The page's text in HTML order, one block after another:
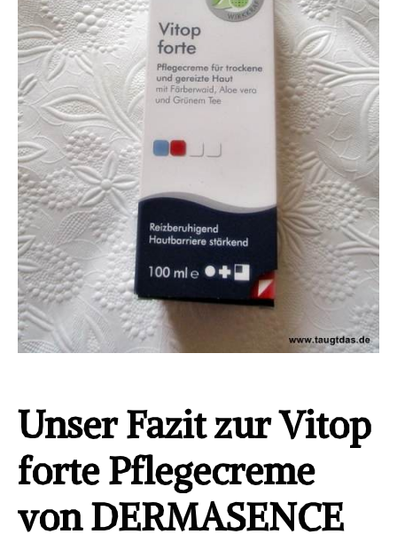
Unser Fazit zur Vitop
forte Pflegecreme
von DERMASENCE